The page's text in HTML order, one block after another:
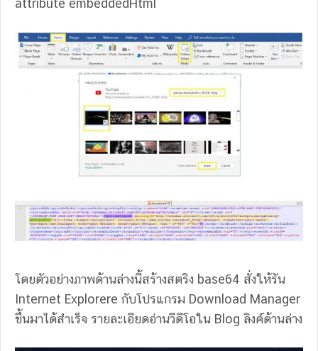
attribute embeddedHtml
โดยตัวอย่างภาพด้านล่างนี้สร้างสตริง base64 สั่งให้รัน
Internet Explorere กับโปรแกรม Download Manager
ขึ้นมาได้สำเร็จ รายละเอียดอ่านวีดีโอใน Blog ลิงค์ด้านล่าง